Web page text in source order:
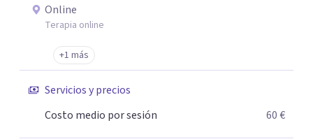
Online
Terapia online
+1 más
Servicios y precios
Costo medio por sesión
60 €